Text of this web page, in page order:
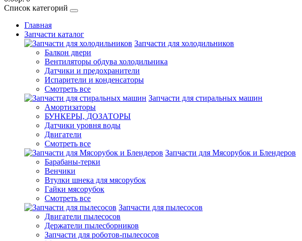
Список категорий
Главная
Запчасти каталог
Запчасти для холодильников
Балкон двери
Вентиляторы обдува холодильника
Датчики и предохранители
Испарители и конденсаторы
Смотреть все
Запчасти для стиральных машин
Амортизаторы
БУНКЕРЫ, ДОЗАТОРЫ
Датчики уровня воды
Двигатели
Смотреть все
Запчасти для Мясорубок и Блендеров
Барабаны-терки
Венчики
Втулки шнека для мясорубок
Гайки мясорубок
Смотреть все
Запчасти для пылесосов
Двигатели пылесосов
Держатели пылесборников
Запчасти для роботов-пылесосов